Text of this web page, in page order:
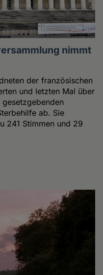
nimmt
der französischen
und letzten Mal über
ab. Sie
241 Stimmen und 29